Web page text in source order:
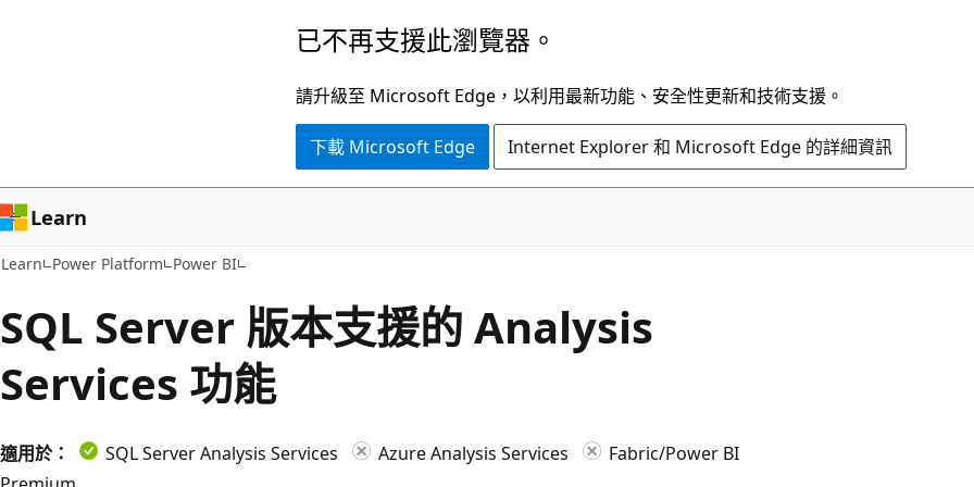
容
已不再支援此瀏覽器。
請升級至 Microsoft Edge，以利用最新功能、安全性更新和技術支援。
下載 Microsoft Edge Internet Explorer 和 Microsoft Edge 的詳細資訊
Learn
Learn Power Platform Power BI
SQL Server 版本支援的 Analysis
Services 功能
適用於： SQL Server Analysis Services Azure Analysis Services
Fabric/Power BI